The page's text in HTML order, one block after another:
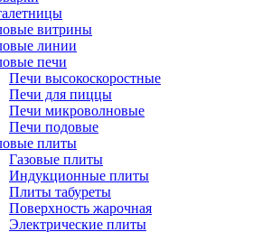
витрины
линии
печи
Печи высокоскоростные
Печи для пиццы
Печи микроволновые
Печи подовые
плиты
Газовые плиты
Индукционные плиты
Плиты табуреты
Поверхность жарочная
Электрические плиты